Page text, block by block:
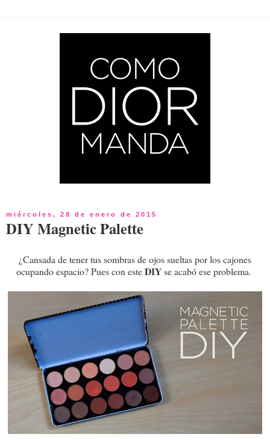
miércoles, 28 de enero de 2015
DIY Magnetic Palette
¿Cansada de tener tus sombras de ojos sueltas por los cajones
ocupando espacio? Pues con esteDIYse acabó ese problema.